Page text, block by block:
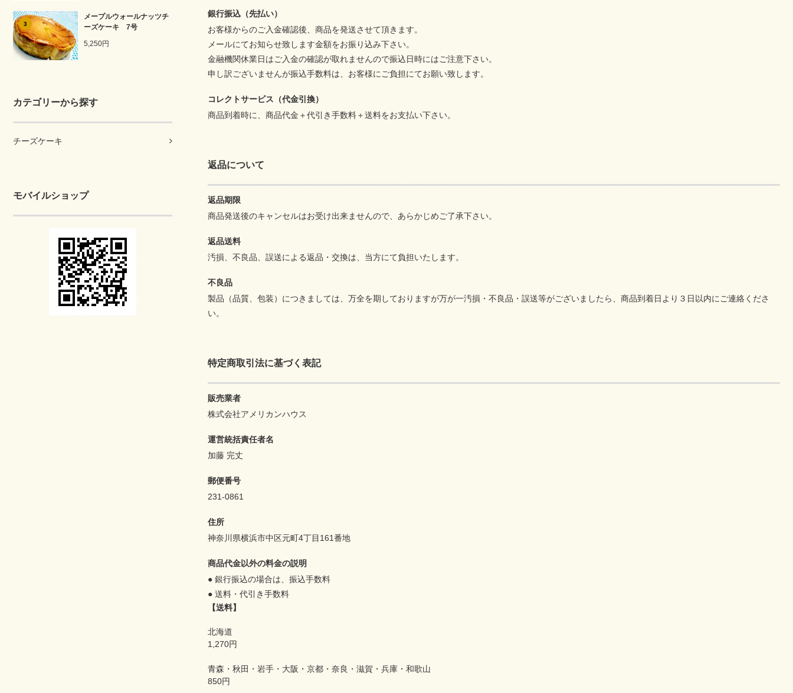
3
メープルウォールナッツチ
ーズケーキ 7号
5,250円
カテゴリーから探す
チーズケーキ
モバイルショップ
銀行振込（先払い）
お客様からのご入金確認後、商品を発送させて頂きます。
メールにてお知らせ致します金額をお振り込み下さい。
金融機関休業日はご入金の確認が取れませんので振込日時にはご注意下さい。
申し訳ございませんが振込手数料は、お客様にご負担にてお願い致します。
コレクトサービス（代金引換）
商品到着時に、商品代金＋代引き手数料＋送料をお支払い下さい。
返品について
返品期限
商品発送後のキャンセルはお受け出来ませんので、あらかじめご了承下さい。
返品送料
汚損、不良品、誤送による返品・交換は、当方にて負担いたします。
不良品
製品（品質、包装）につきましては、万全を期しておりますが万が一汚損・不良品・誤送等がございましたら、商品到着日より３日以内にご連絡くださ
い。
特定商取引法に基づく表記
販売業者
株式会社アメリカンハウス
運営統括責任者名
加藤 完丈
郵便番号
231-0861
住所
神奈川県横浜市中区元町4丁目161番地
商品代金以外の料金の説明
● 銀行振込の場合は、振込手数料
● 送料・代引き手数料
【送料】
北海道
1,270円
青森・秋田・岩手・大阪・京都・奈良・滋賀・兵庫・和歌山
850円